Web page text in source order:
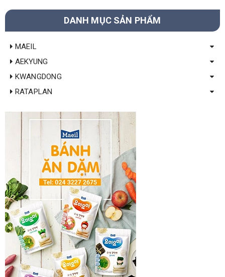
DANH MỤC SẢN PHẨM
MAEIL
AEKYUNG
KWANGDONG
RATAPLAN